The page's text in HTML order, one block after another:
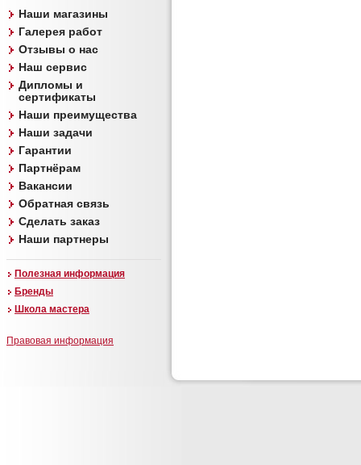
Наши магазины
Галерея работ
Отзывы о нас
Наш сервис
Дипломы и
сертификаты
Наши преимущества
Наши задачи
Гарантии
Партнёрам
Вакансии
Обратная связь
Сделать заказ
Наши партнеры
Полезная информация
Бренды
Школа мастера
Правовая информация